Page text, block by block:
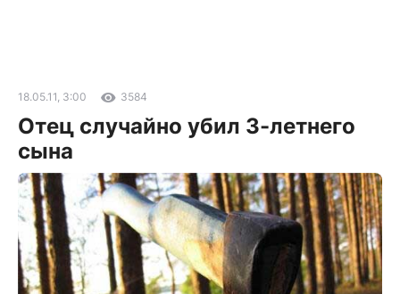
18.05.11, 3:00 3584
Отец случайно убил 3-летнего
сына